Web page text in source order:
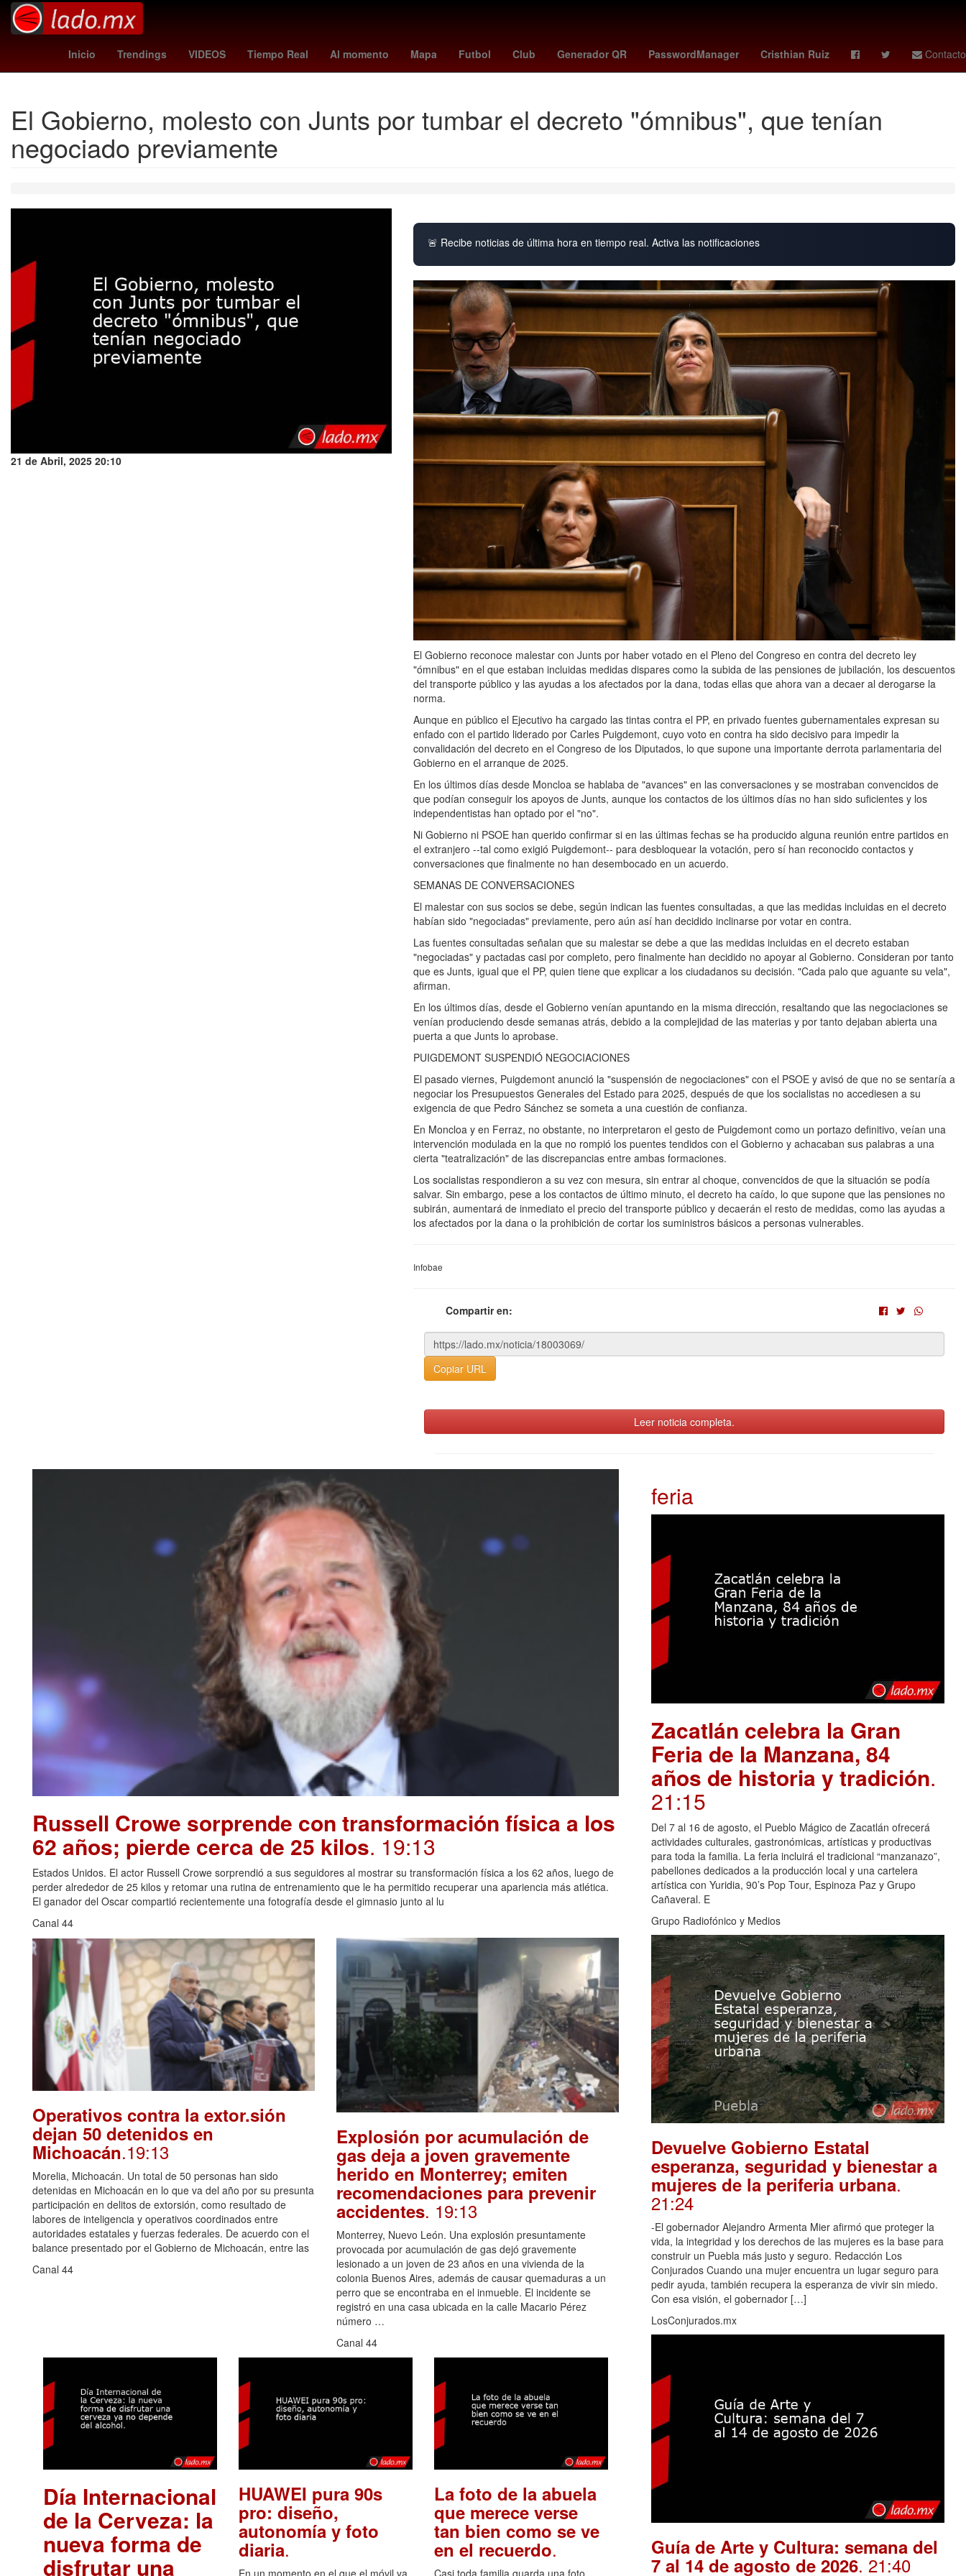
Inicio Trendings VIDEOS Tiempo Real Al momento Mapa Futbol Club Generador QR PasswordManager Cristhian Ruiz Contacto
dai dai shakira giuliano simeone Hailey Bieber Leandro Paredes mariners - giants sorteo mayor lotería nacional Cholo Simeone Melania Trump Zinedine Zidane Maluma
El Gobierno, molesto con Junts por tumbar el decreto "ómnibus", que tenían
negociado previamente
21 de Abril, 2025 20:10
🚨 Recibe noticias de última hora en tiempo real. Activa las notificaciones
El Gobierno reconoce malestar con Junts por haber votado en el Pleno del Congreso en contra del decreto ley
"ómnibus" en el que estaban incluidas medidas dispares como la subida de las pensiones de jubilación, los descuentos
del transporte público y las ayudas a los afectados por la dana, todas ellas que ahora van a decaer al derogarse la
norma.
Aunque en público el Ejecutivo ha cargado las tintas contra el PP, en privado fuentes gubernamentales expresan su
enfado con el partido liderado por Carles Puigdemont, cuyo voto en contra ha sido decisivo para impedir la
convalidación del decreto en el Congreso de los Diputados, lo que supone una importante derrota parlamentaria del
Gobierno en el arranque de 2025.
En los últimos días desde Moncloa se hablaba de "avances" en las conversaciones y se mostraban convencidos de
que podían conseguir los apoyos de Junts, aunque los contactos de los últimos días no han sido suficientes y los
independentistas han optado por el "no".
Ni Gobierno ni PSOE han querido confirmar si en las últimas fechas se ha producido alguna reunión entre partidos en
el extranjero --tal como exigió Puigdemont-- para desbloquear la votación, pero sí han reconocido contactos y
conversaciones que finalmente no han desembocado en un acuerdo.
SEMANAS DE CONVERSACIONES
El malestar con sus socios se debe, según indican las fuentes consultadas, a que las medidas incluidas en el decreto
habían sido "negociadas" previamente, pero aún así han decidido inclinarse por votar en contra.
Las fuentes consultadas señalan que su malestar se debe a que las medidas incluidas en el decreto estaban
"negociadas" y pactadas casi por completo, pero finalmente han decidido no apoyar al Gobierno. Consideran por tanto
que es Junts, igual que el PP, quien tiene que explicar a los ciudadanos su decisión. "Cada palo que aguante su vela",
afirman.
En los últimos días, desde el Gobierno venían apuntando en la misma dirección, resaltando que las negociaciones se
venían produciendo desde semanas atrás, debido a la complejidad de las materias y por tanto dejaban abierta una
puerta a que Junts lo aprobase.
PUIGDEMONT SUSPENDIÓ NEGOCIACIONES
El pasado viernes, Puigdemont anunció la "suspensión de negociaciones" con el PSOE y avisó de que no se sentaría a
negociar los Presupuestos Generales del Estado para 2025, después de que los socialistas no accediesen a su
exigencia de que Pedro Sánchez se someta a una cuestión de confianza.
En Moncloa y en Ferraz, no obstante, no interpretaron el gesto de Puigdemont como un portazo definitivo, veían una
intervención modulada en la que no rompió los puentes tendidos con el Gobierno y achacaban sus palabras a una
cierta "teatralización" de las discrepancias entre ambas formaciones.
Los socialistas respondieron a su vez con mesura, sin entrar al choque, convencidos de que la situación se podía
salvar. Sin embargo, pese a los contactos de último minuto, el decreto ha caído, lo que supone que las pensiones no
subirán, aumentará de inmediato el precio del transporte público y decaerán el resto de medidas, como las ayudas a
los afectados por la dana o la prohibición de cortar los suministros básicos a personas vulnerables.
Infobae
Compartir en:
Copiar URL
Leer noticia completa.
Russell Crowe sorprende con transformación física a los
62 años; pierde cerca de 25 kilos. 19:13
Estados Unidos. El actor Russell Crowe sorprendió a sus seguidores al mostrar su transformación física a los 62 años, luego de
perder alrededor de 25 kilos y retomar una rutina de entrenamiento que le ha permitido recuperar una apariencia más atlética.
El ganador del Oscar compartió recientemente una fotografía desde el gimnasio junto al lu
Canal 44
Operativos contra la extor.sión
dejan 50 detenidos en
Michoacán.19:13
Morelia, Michoacán. Un total de 50 personas han sido
detenidas en Michoacán en lo que va del año por su presunta
participación en delitos de extorsión, como resultado de
labores de inteligencia y operativos coordinados entre
autoridades estatales y fuerzas federales. De acuerdo con el
balance presentado por el Gobierno de Michoacán, entre las
Canal 44
Explosión por acumulación de
gas deja a joven gravemente
herido en Monterrey; emiten
recomendaciones para prevenir
accidentes. 19:13
Monterrey, Nuevo León. Una explosión presuntamente
provocada por acumulación de gas dejó gravemente
lesionado a un joven de 23 años en una vivienda de la
colonia Buenos Aires, además de causar quemaduras a un
perro que se encontraba en el inmueble. El incidente se
registró en una casa ubicada en la calle Macario Pérez
número …
Canal 44
Día Internacional
de la Cerveza: la
nueva forma de
disfrutar una
HUAWEI pura 90s
pro: diseño,
autonomía y foto
diaria.
En un momento en el que el móvil ya
La foto de la abuela
que merece verse
tan bien como se ve
en el recuerdo.
Casi toda familia guarda una foto
feria
Zacatlán celebra la Gran
Feria de la Manzana, 84
años de historia y tradición.
21:15
Del 7 al 16 de agosto, el Pueblo Mágico de Zacatlán ofrecerá
actividades culturales, gastronómicas, artísticas y productivas
para toda la familia. La feria incluirá el tradicional “manzanazo”,
pabellones dedicados a la producción local y una cartelera
artística con Yuridia, 90’s Pop Tour, Espinoza Paz y Grupo
Cañaveral. E
Grupo Radiofónico y Medios
Devuelve Gobierno Estatal
esperanza, seguridad y bienestar a
mujeres de la periferia urbana.
21:24
-El gobernador Alejandro Armenta Mier afirmó que proteger la
vida, la integridad y los derechos de las mujeres es la base para
construir un Puebla más justo y seguro. Redacción Los
Conjurados Cuando una mujer encuentra un lugar seguro para
pedir ayuda, también recupera la esperanza de vivir sin miedo.
Con esa visión, el gobernador […]
LosConjurados.mx
Guía de Arte y Cultura: semana del
7 al 14 de agosto de 2026. 21:40